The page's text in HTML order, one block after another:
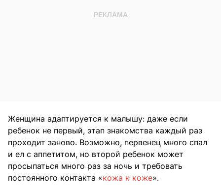
Женщина адаптируется к малышу: даже если
ребенок не первый, этап знакомства каждый раз
проходит заново. Возможно, первенец много спал
и ел с аппетитом, но второй ребенок может
просыпаться много раз за ночь и требовать
постоянного контакта «кожа к коже».